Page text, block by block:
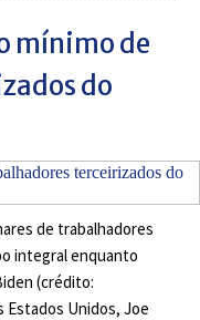
mínimo de
do
de trabalhadores
integral enquanto
(crédito:
Estados Unidos, Joe